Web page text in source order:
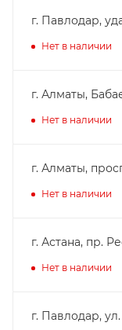
г. Павлодар,
Нет в наличии
г. Алматы,
Нет в наличии
г. Алматы,
Нет в наличии
г. Астана, пр.
Нет в наличии
г. Павлодар,